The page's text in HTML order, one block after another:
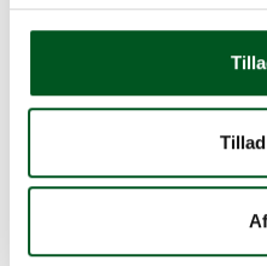
reducerede
Et eksempel på at
ejendommen
netop færdigetableret
Tilladelserne og tilsagn
sommeren 2018.
på ca. 1 ha. startede